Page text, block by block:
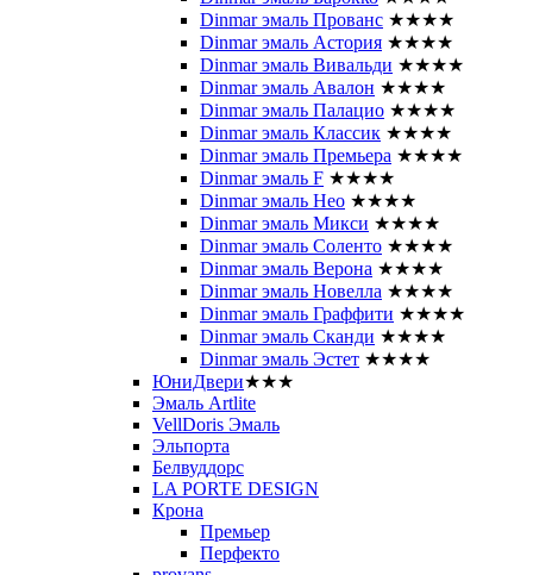
Dinmar эмаль Прованс ★★★★
Dinmar эмаль Астория ★★★★
Dinmar эмаль Вивальди ★★★★
Dinmar эмаль Авалон ★★★★
Dinmar эмаль Палацио ★★★★
Dinmar эмаль Классик ★★★★
Dinmar эмаль Премьера ★★★★
Dinmar эмаль F ★★★★
Dinmar эмаль Нео ★★★★
Dinmar эмаль Микси ★★★★
Dinmar эмаль Соленто ★★★★
Dinmar эмаль Верона ★★★★
Dinmar эмаль Новелла ★★★★
Dinmar эмаль Граффити ★★★★
Dinmar эмаль Сканди ★★★★
Dinmar эмаль Эстет ★★★★
ЮниДвери★★★
Эмаль Artlite
VellDoris Эмаль
Эльпорта
Белвуддорс
LA PORTE DESIGN
Крона
Премьер
Перфекто